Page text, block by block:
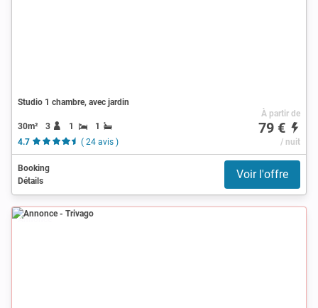
Studio 1 chambre, avec jardin
30m² 3 1
1
4.7
( 24 avis )
À partir de
79 €
/ nuit
Booking
Détails
Voir l'offre
Annonce